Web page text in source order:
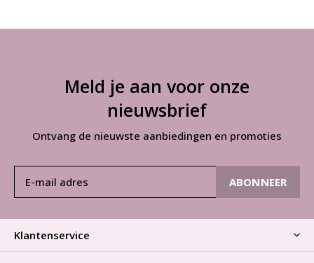
Meld je aan voor onze
nieuwsbrief
Ontvang de nieuwste aanbiedingen en promoties
ABONNEER
Klantenservice